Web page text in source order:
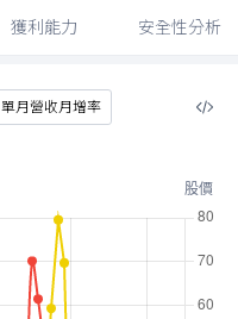
獲利能力 安全性分析
單月營收月增率